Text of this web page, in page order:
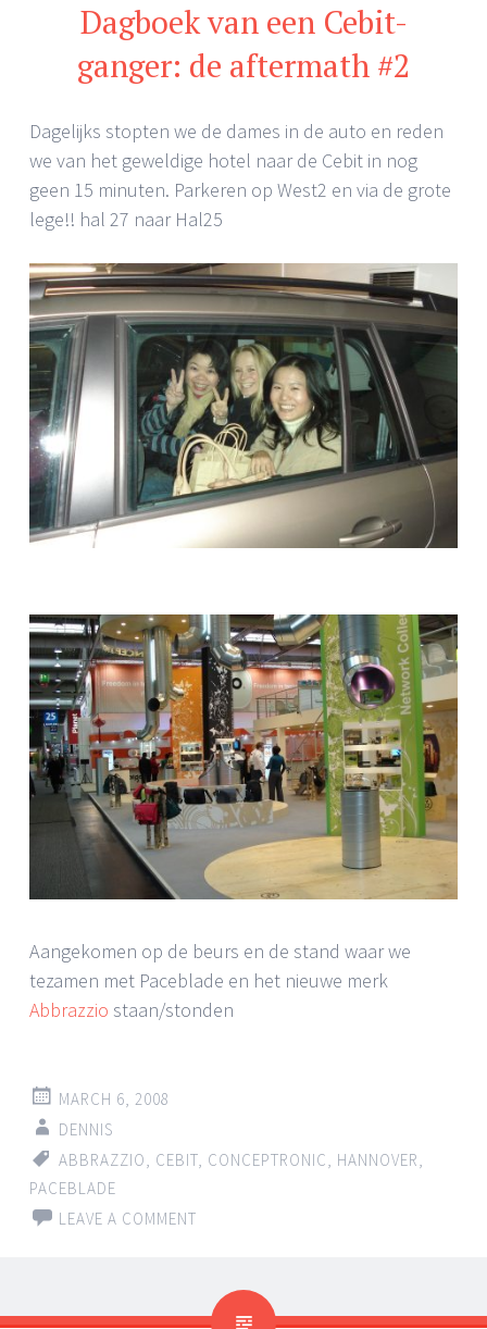
Dagboek van een Cebit-
ganger: de aftermath #2
Dagelijks stopten we de dames in de auto en reden
we van het geweldige hotel naar de Cebit in nog
geen 15 minuten. Parkeren op West2 en via de grote
lege!! hal 27 naar Hal25
Aangekomen op de beurs en de stand waar we
tezamen met Paceblade en het nieuwe merk
Abbrazzio staan/stonden
MARCH 6, 2008
DENNIS
ABBRAZZIO
CEBIT CONCEPTRONIC HANNOVER
PACEBLADE
LEAVE A COMMENT